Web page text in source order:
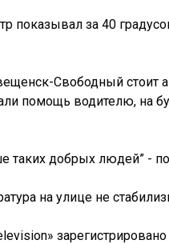
за 40
Свободный стоит
помощь водителю, на
добрых людей” -
на улице не